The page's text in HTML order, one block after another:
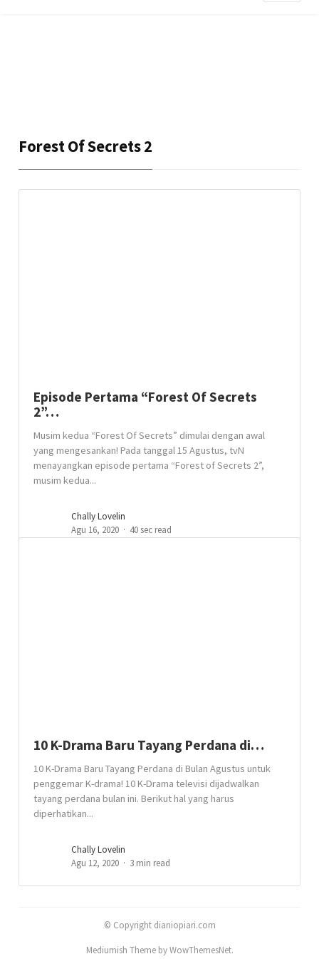
Forest Of Secrets 2
Episode Pertama “Forest Of Secrets
2”…
Musim kedua “Forest Of Secrets” dimulai dengan awal
yang mengesankan! Pada tanggal 15 Agustus, tvN
menayangkan episode pertama “Forest of Secrets 2”,
musim kedua...
Chally Lovelin
Agu 16, 2020
40 sec read
10 K-Drama Baru Tayang Perdana di…
10 K-Drama Baru Tayang Perdana di Bulan Agustus untuk
penggemar K-drama! 10 K-Drama televisi dijadwalkan
tayang perdana bulan ini. Berikut hal yang harus
diperhatikan...
Chally Lovelin
Agu 12, 2020
3 min read
© Copyright dianiopiari.com
Mediumish Theme by WowThemesNet.